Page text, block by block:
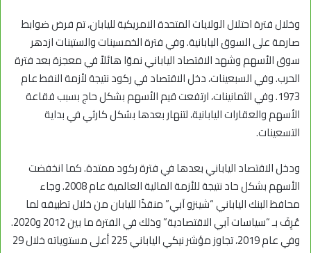
وخلال فترة احتلال الولايات المتحدة الامريكية لليابان، تم فرض ضوابط
صارمة على السوق اليابانية. وفي فترة الخمسينات والستينات ازدهر
سوق الأسهم وشهد الاقتصاد الياباني نموّا هائلاً في معجزة بعد فترة
الحرب. وفي السبعينات، دخل الاقتصاد في ركود نتيجة لأزمة النفط عام
1973. وفي الثمانينات، ارتفعت قيم الأسهم بشكل حاج بسبب فقاعة
الأسهم والعقارات اليابانية، لتنهار بعدها بشكل كارثي في بداية
التسعينات.
ودخل الاقتصاد الياباني بعدها في فترة ركود ممتدة. كما انخفضت
الأسهم بشكل حاد نتيجة للأزمة المالية العالمية عام 2008. وجاء
محافظ البنك الياباني “شينزو آبي” منقذًا لليابان من خلال تطبيقه لما
عُرِفَ بـ “سياسات آبي الاقتصادية” وذلك في الفترة ما بين 2012 و2020.
وفي عام 2019، تجاوز مؤشر نيكي الياباني 225 أعلى مستوياته خلال 29